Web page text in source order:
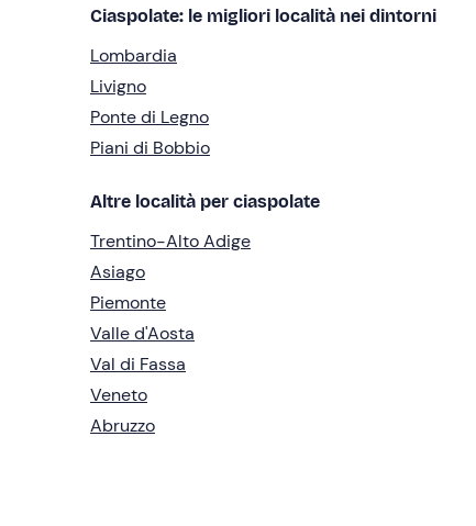
Ciaspolate: le migliori località nei dintorni
Lombardia
Livigno
Ponte di Legno
Piani di Bobbio
Altre località per ciaspolate
Trentino-Alto Adige
Asiago
Piemonte
Valle d'Aosta
Val di Fassa
Veneto
Abruzzo